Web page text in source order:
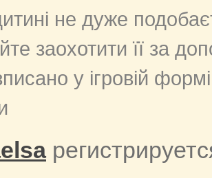
не дуже
заохотити її за
у ігровій